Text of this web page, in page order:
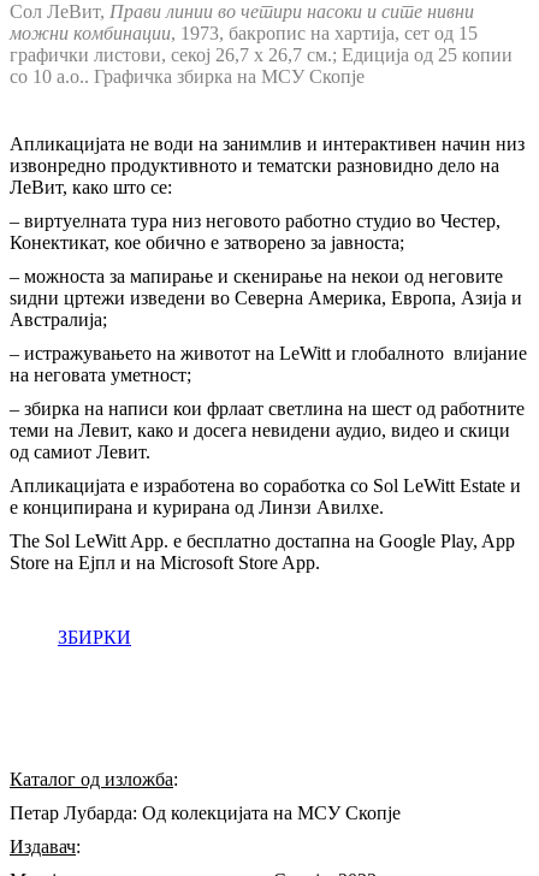
Сол ЛеВит, Прави линии во четири насоки и сите нивни
можни комбинации, 1973, бакропис на хартија, сет од 15
графички листови, секој 26,7 х 26,7 см.; Едиција од 25 копии
со 10 а.о.. Графичка збирка на МСУ Скопје
Апликацијата не води на занимлив и интерактивен начин низ
извонредно продуктивното и тематски разновидно дело на
ЛеВит, како што се:
– виртуелната тура низ неговото работно студио во Честер,
Конектикат, кое обично е затворено за јавноста;
– можноста за мапирање и скенирање на некои од неговите
ѕидни цртежи изведени во Северна Америка, Европа, Азија и
Австралија;
– истражувањето на животот на LeWitt и глобалното влијание
на неговата уметност;
– збирка на написи кои фрлаат светлина на шест од работните
теми на Левит, како и досега невидени аудио, видео и скици
од самиот Левит.
Апликацијата е изработена во соработка со Sol LeWitt Estate и
е конципирана и курирана од Линзи Авилхе.
The Sol LeWitt App. е бесплатно достапна на Google Play, App
Store на Ејпл и на Microsoft Store App.
ЗБИРКИ
Каталог од изложба:
Петар Лубарда: Од колекцијата на МСУ Скопје
Издавач: